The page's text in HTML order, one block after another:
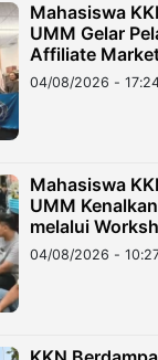
Mahasiswa
UMM Gelar
Affiliate
Migran
04/08/2026 -
Mahasiswa
UMM
melalui
di Taiwan
04/08/2026 -